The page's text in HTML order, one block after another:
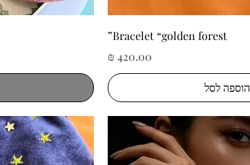
תצוגה מהירה
Bracelet “golden forest”
מחיר
הוספה לסל